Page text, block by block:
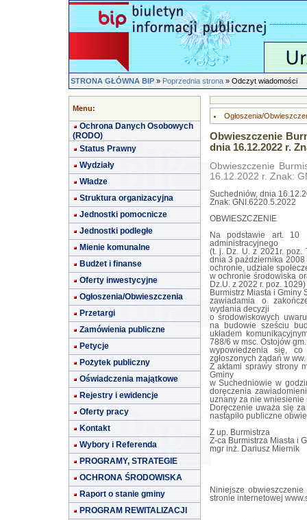
STRONA GŁÓWNA BIP»Poprzednia strona» Odczyt wiadomości
Menu:
Ochrona Danych Osobowych
(RODO)
Status Prawny
Wydziały
Władze
Struktura organizacyjna
Jednostki pomocnicze
Jednostki podległe
Mienie komunalne
Budżet i finanse
Oferty inwestycyjne
Ogłoszenia/Obwieszczenia
Przetargi
Zamówienia publiczne
Petycje
Pożytek publiczny
Oświadczenia majątkowe
Rejestry i ewidencje
Oferty pracy
Kontakt
Wybory i Referenda
PROGRAMY, STRATEGIE
OCHRONA ŚRODOWISKA
Raport o stanie gminy
PROGRAM REWITALIZACJI
Ogłoszenia/
Obwieszczenie
dnia 16.12.2022 r.
Obwieszczenie
16.12.2022 r. Znak:
Suchedniów, dnia
Znak: GNI.6220.5.2022
OBWIESZCZENIE
Na podstawie art. 10
administracyjnego
(t. j. Dz. U. z 2021r. poz.
dnia 3 października
ochronie, udziale
w ochronie środowiska
Dz.U. z 2022 r. poz. 1029)
Burmistrz Miasta i Gminy
zawiadamia o
wydania decyzji
o środowiskowych
na budowie sześciu
układem
788/6 w msc. Ostojów
wypowiedzenia się,
zgłoszonych żądań w
Z aktami sprawy strony
Gminy
w Suchedniowie w
doręczenia
uznany za nie wniesienie
Doręczenie uważa się
nastąpiło publiczne
Z up. Burmistrza
Z-ca Burmistrza Miasta i
mgr inż. Dariusz Miernik
Niniejsze
stronie internetowej